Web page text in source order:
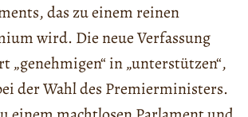
das zu einem reinen
wird. Die neue Verfassung
„genehmigen“ in „unterstützen“,
der Wahl des Premierministers.